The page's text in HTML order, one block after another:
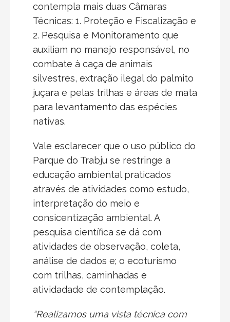
contempla mais duas Câmaras
Técnicas: 1. Proteção e Fiscalização e
2. Pesquisa e Monitoramento que
auxiliam no manejo responsável, no
combate à caça de animais
silvestres, extração ilegal do palmito
juçara e pelas trilhas e áreas de mata
para levantamento das espécies
nativas.
Vale esclarecer que o uso público do
Parque do Trabju se restringe a
educação ambiental praticados
através de atividades como estudo,
interpretação do meio e
consicentização ambiental. A
pesquisa científica se dá com
atividades de observação, coleta,
análise de dados e; o ecoturismo
com trilhas, caminhadas e
atividadade de contemplação.
“Realizamos uma vista técnica com